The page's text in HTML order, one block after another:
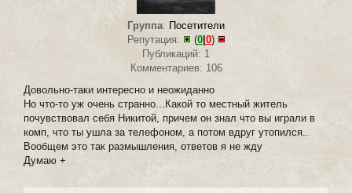
Группа: Посетители
Репутация:
(0| 0)
Публикаций: 1
Комментариев: 106
Довольно-таки интересно и неожиданно
Но что-то уж очень странно...Какой то местный житель
почувствовал себя Никитой, причем он знал что вы играли в
комп, что ты ушла за телефоном, а потом вдруг утопился..
Вообщем это так размышления, ответов я не жду
Думаю +